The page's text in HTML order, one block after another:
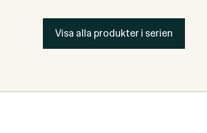
Visa alla produkter i serien